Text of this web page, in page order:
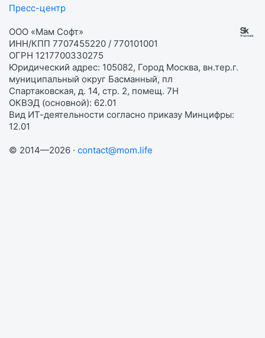
Пресс-центр
ООО «Мам Софт»
ИНН/КПП 7707455220 / 770101001
ОГРН 1217700330275
Юридический адрес: 105082, Город Москва, вн.тер.г.
муниципальный округ Басманный, пл
Спартаковская, д. 14, стр. 2, помещ. 7Н
ОКВЭД (основной): 62.01
Вид ИТ-деятельности согласно приказу Минцифры:
12.01
© 2014—2026 · contact@mom.life